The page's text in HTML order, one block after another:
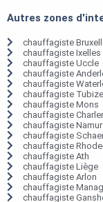
Autres zones
chauffagiste
chauffagiste Ixelles
chauffagiste Uccle
chauffagiste
chauffagiste
chauffagiste Tubize
chauffagiste Mons
chauffagiste
chauffagiste Namur
chauffagiste
chauffagiste
chauffagiste Ath
chauffagiste Liège
chauffagiste Arlon
chauffagiste
chauffagiste